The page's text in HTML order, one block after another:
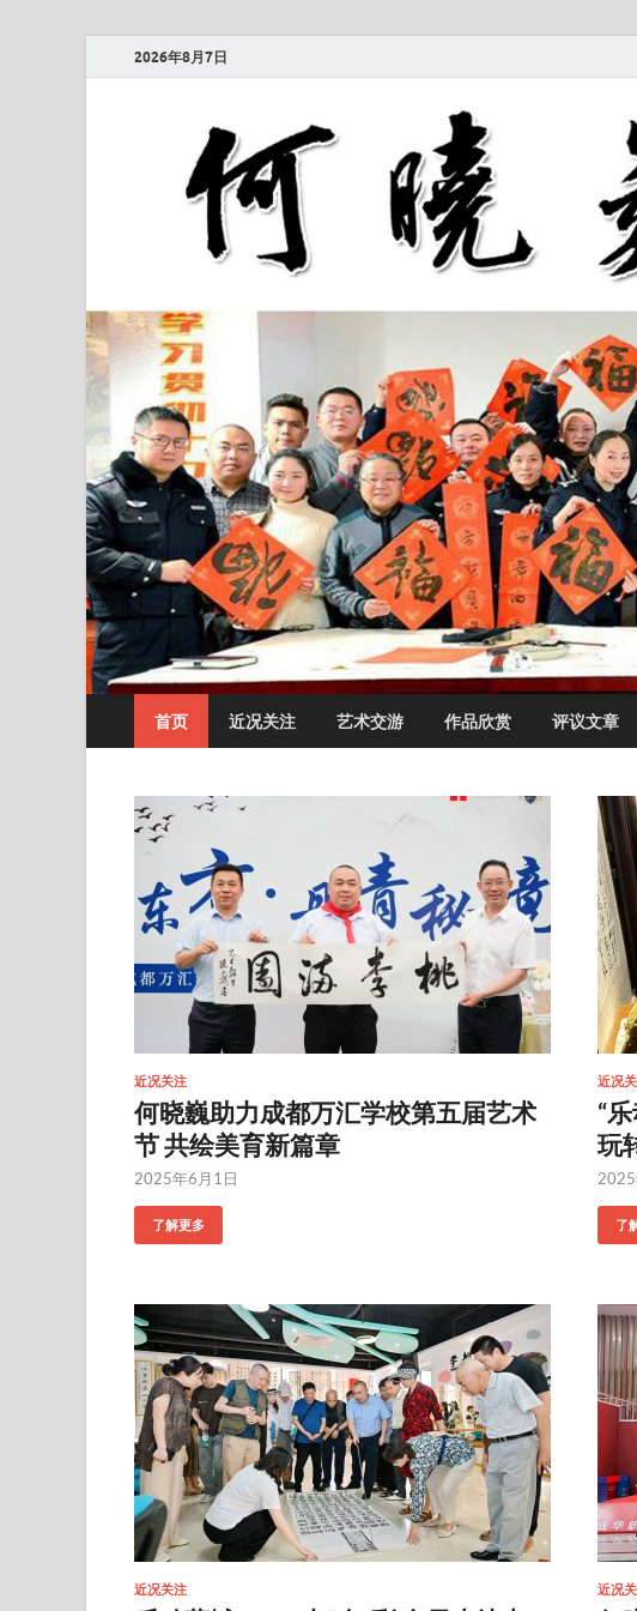
2026年8月7日
首页 近况关注 艺术交游 作品欣赏 评议文章
近况关注
何晓巍助力成都万汇学校第五届艺术
节 共绘美育新篇章
2025年6月1日
了解更多
近况
“
玩
2025
了
近况关注 近况